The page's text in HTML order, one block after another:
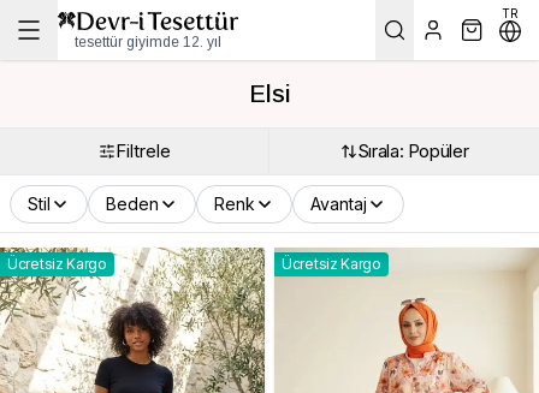
tesettür giyimde 12. yıl
TR
Elsi
Filtrele Sırala: Popüler
Stil Beden Renk Avantaj
Ücretsiz Kargo Ücretsiz Kargo